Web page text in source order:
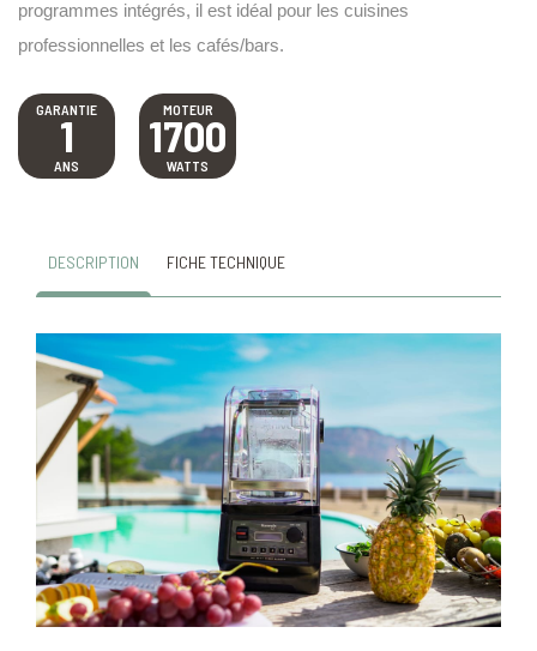
programmes intégrés, il est idéal pour les cuisines
professionnelles et les cafés/bars.
GARANTIE
1
ANS
MOTEUR
1700
WATTS
DESCRIPTION FICHE TECHNIQUE